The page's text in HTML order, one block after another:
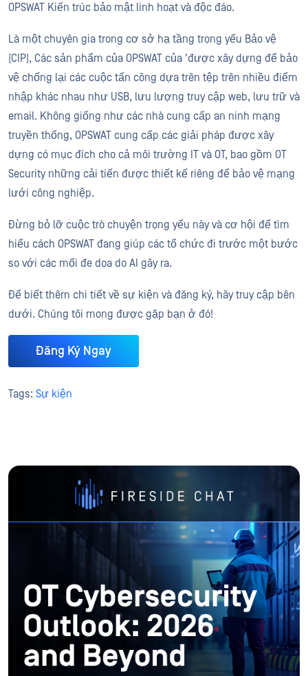
OPSWAT Kiến trúc bảo mật linh hoạt và độc đáo.
Là một chuyên gia trong cơ sở hạ tầng trọng yếu Bảo vệ
(CIP), Các sản phẩm của OPSWAT của 'được xây dựng để bảo
vệ chống lại các cuộc tấn công dựa trên tệp trên nhiều điểm
nhập khác nhau như USB, lưu lượng truy cập web, lưu trữ và
email. Không giống như các nhà cung cấp an ninh mạng
truyền thống, OPSWAT cung cấp các giải pháp được xây
dựng có mục đích cho cả môi trường IT và OT, bao gồm OT
Security những cải tiến được thiết kế riêng để bảo vệ mạng
lưới công nghiệp.
Đừng bỏ lỡ cuộc trò chuyện trọng yếu này và cơ hội để tìm
hiểu cách OPSWAT đang giúp các tổ chức đi trước một bước
so với các mối đe dọa do AI gây ra.
Để biết thêm chi tiết về sự kiện và đăng ký, hãy truy cập bên
dưới. Chúng tôi mong được gặp bạn ở đó!
Đăng Ký Ngay
Tags: Sự kiện